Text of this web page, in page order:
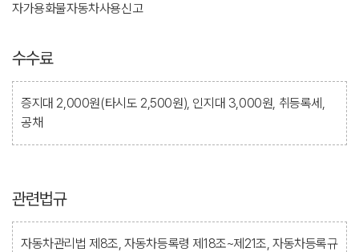
자가용화물자동차사용신고
수수료
증지대 2,000원(타시도 2,500원), 인지대 3,000원, 취등록세,
공채
관련법규
자동차관리법 제8조, 자동차등록령 제18조~제21조, 자동차등록규